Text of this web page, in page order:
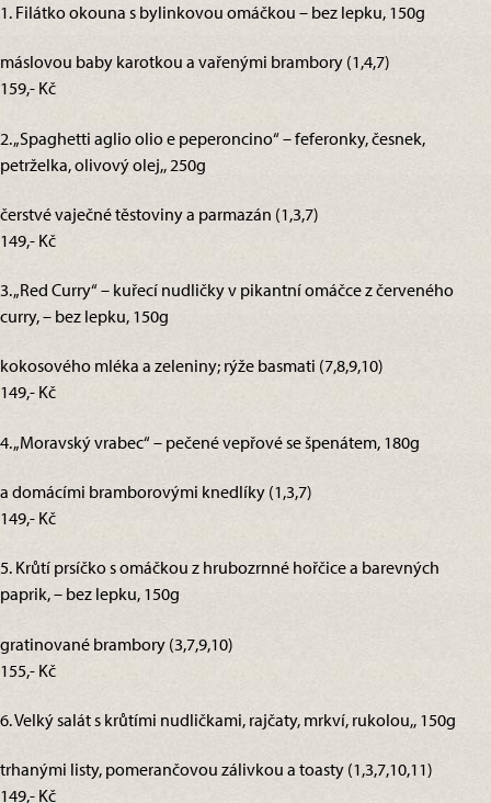
1. Filátko okouna s bylinkovou omáčkou – bez lepku, 150g
máslovou baby karotkou a vařenými brambory (1,4,7)
159,- Kč
2. „Spaghetti aglio olio e peperoncino“ – feferonky, česnek,
petrželka, olivový olej,, 250g
čerstvé vaječné těstoviny a parmazán (1,3,7)
149,- Kč
3. „Red Curry“ – kuřecí nudličky v pikantní omáčce z červeného
curry, – bez lepku, 150g
kokosového mléka a zeleniny; rýže basmati (7,8,9,10)
149,- Kč
4. „Moravský vrabec“ – pečené vepřové se špenátem, 180g
a domácími bramborovými knedlíky (1,3,7)
149,- Kč
5. Krůtí prsíčko s omáčkou z hrubozrnné hořčice a barevných
paprik, – bez lepku, 150g
gratinované brambory (3,7,9,10)
155,- Kč
6. Velký salát s krůtími nudličkami, rajčaty, mrkví, rukolou,, 150g
trhanými listy, pomerančovou zálivkou a toasty (1,3,7,10,11)
149,- Kč